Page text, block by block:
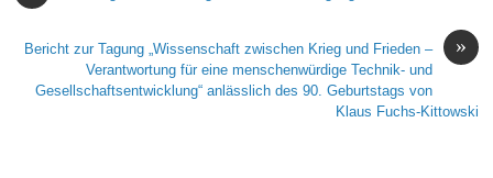
»
Bericht zur Tagung „Wissenschaft zwischen Krieg und Frieden –
Verantwortung für eine menschenwürdige Technik- und
Gesellschaftsentwicklung“ anlässlich des 90. Geburtstags von
Klaus Fuchs-Kittowski